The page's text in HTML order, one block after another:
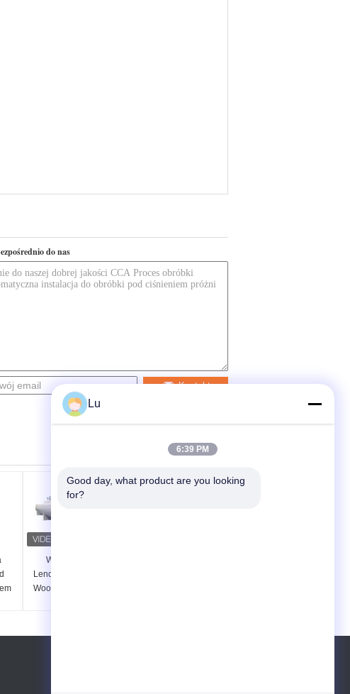
do nas
Kontakt
Według Wood
Lendth to Customize
Wood Fire Retardant
Lu
6:39 PM
Good day, what product are you looking
for?